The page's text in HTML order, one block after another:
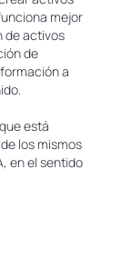
mejor
de activos
de
a
que está
los mismos
en el sentido